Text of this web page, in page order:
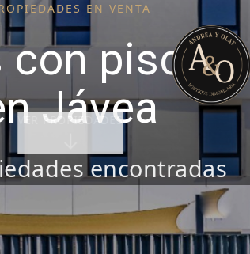
EN VENTA
piscina
Jávea
encontradas
VER PROPIEDADES